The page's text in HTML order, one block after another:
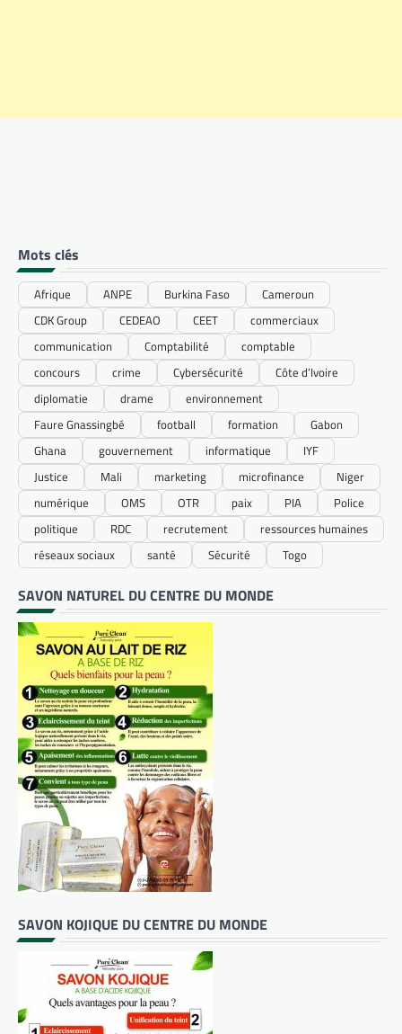
Mots clés
Afrique ANPE Burkina Faso
Cameroun
CDK Group
CEDEAO CEET
commerciaux
communication
Comptabilité
comptable
concours
crime Cybersécurité
Côte d’Ivoire
diplomatie
drame
environnement
Faure Gnassingbé
football formation
Gabon
Ghana
gouvernement informatique
IYF
Justice
Mali marketing microfinance
Niger
numérique
OMS OTR paix PIA
Police
politique
RDC recrutement
ressources humaines
réseaux sociaux
santé Sécurité Togo
SAVON NATUREL DU CENTRE DU MONDE
SAVON KOJIQUE DU CENTRE DU MONDE